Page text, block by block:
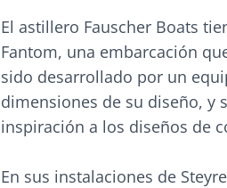
El astillero Fauscher Boats
Fantom, una embarcación
sido desarrollado por un
dimensiones de su diseño, y
inspiración a los diseños de
En sus instalaciones de